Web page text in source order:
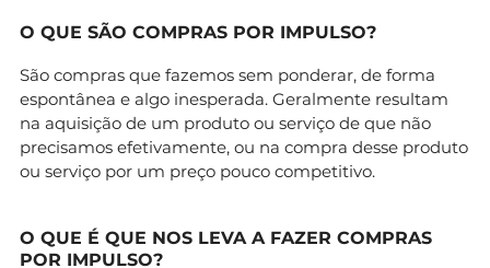
O QUE SÃO COMPRAS POR IMPULSO?
São compras que fazemos sem ponderar, de forma
espontânea e algo inesperada. Geralmente resultam
na aquisição de um produto ou serviço de que não
precisamos efetivamente, ou na compra desse produto
ou serviço por um preço pouco competitivo.
O QUE É QUE NOS LEVA A FAZER COMPRAS
POR IMPULSO?